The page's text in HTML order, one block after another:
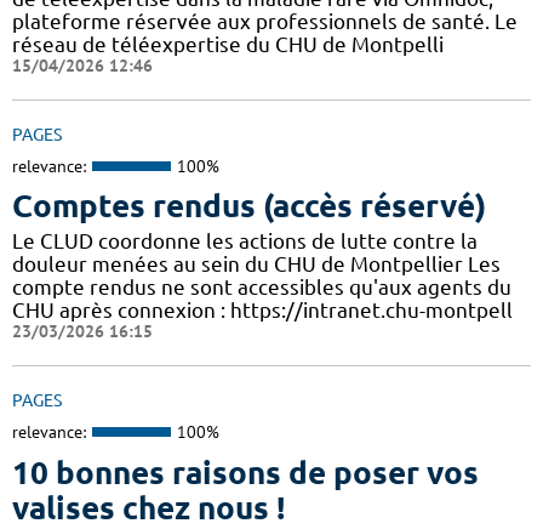
plateforme réservée aux professionnels de santé. Le
réseau de téléexpertise du CHU de Montpelli
15/04/2026 12:46
PAGES
relevance: 100%
Comptes rendus (accès réservé)
Le CLUD coordonne les actions de lutte contre la
douleur menées au sein du CHU de Montpellier Les
compte rendus ne sont accessibles qu'aux agents du
CHU après connexion : https://intranet.chu-montpell
23/03/2026 16:15
PAGES
relevance: 100%
10 bonnes raisons de poser vos
valises chez nous !